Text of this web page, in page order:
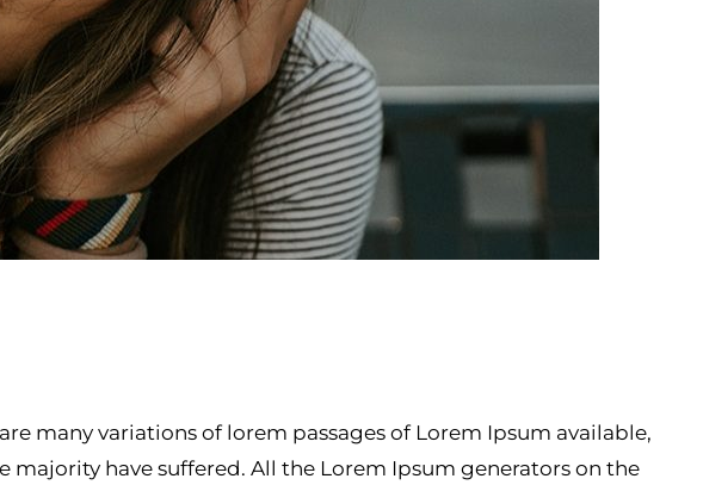
many variations of lorem passages of Lorem Ipsum available,
majority have suffered. All the Lorem Ipsum generators on the